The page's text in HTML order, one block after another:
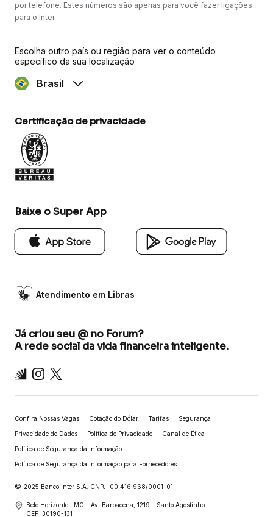
por telefone. Estes números são apenas para você fazer ligações
para o Inter.
Escolha outro país ou região para ver o conteúdo
específico da sua localização
Brasil
Certificação de privacidade
Baixe o Super App
Atendimento em Libras
Já criou seu @ no Forum?
A rede social da vida financeira inteligente.
Inter Instagram
X
Confira Nossas Vagas Cotação do Dólar Tarifas Segurança
Privacidade de Dados Política de Privacidade Canal de Ética
Política de Segurança da Informação
Política de Segurança da Informação para Fornecedores
© 2025 Banco Inter S.A. CNPJ: 00.416.968/0001-01
Belo Horizonte | MG - Av. Barbacena, 1219 - Santo Agostinho.
CEP: 30190-131